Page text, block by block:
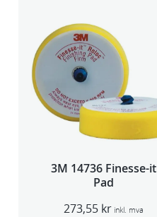
3M 14736 Finesse-it
Pad
273,55 kr inkl. mva